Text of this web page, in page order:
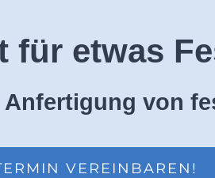
für etwas
von
VEREINBAREN!